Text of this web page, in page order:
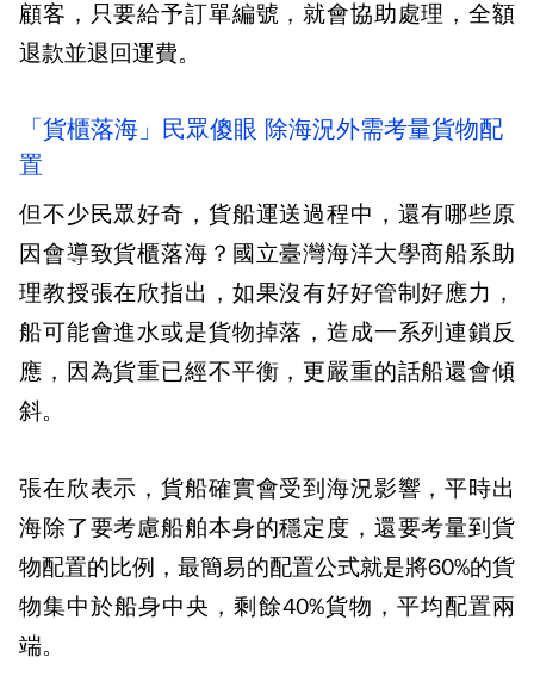
顧客，只要給予訂單編號，就會協助處理，全額
退款並退回運費。
「貨櫃落海」民眾傻眼 除海況外需考量貨物配
置
但不少民眾好奇，貨船運送過程中，還有哪些原
因會導致貨櫃落海？國立臺灣海洋大學商船系助
理教授張在欣指出，如果沒有好好管制好應力，
船可能會進水或是貨物掉落，造成一系列連鎖反
應，因為貨重已經不平衡，更嚴重的話船還會傾
斜。
張在欣表示，貨船確實會受到海況影響，平時出
海除了要考慮船舶本身的穩定度，還要考量到貨
物配置的比例，最簡易的配置公式就是將60%的貨
物集中於船身中央，剩餘40%貨物，平均配置兩
端。